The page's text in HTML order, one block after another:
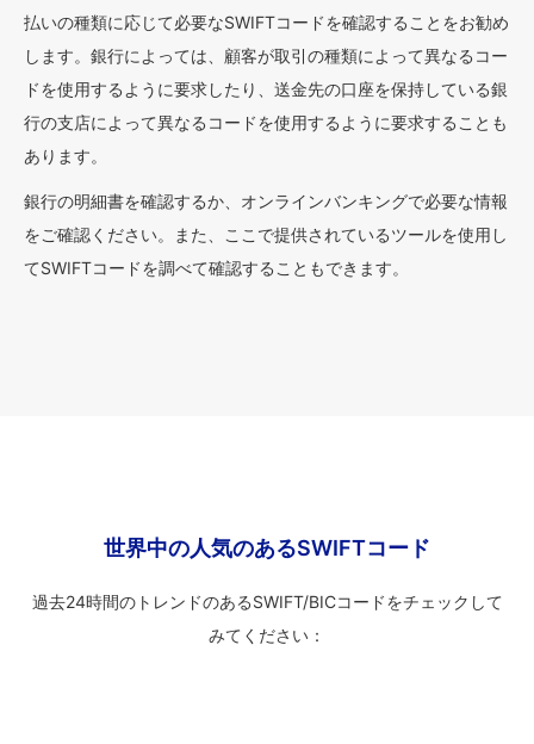
払いの種類に応じて必要なSWIFTコードを確認することをお勧め
します。銀行によっては、顧客が取引の種類によって異なるコー
ドを使用するように要求したり、送金先の口座を保持している銀
行の支店によって異なるコードを使用するように要求することも
あります。
銀行の明細書を確認するか、オンラインバンキングで必要な情報
をご確認ください。また、ここで提供されているツールを使用し
てSWIFTコードを調べて確認することもできます。
世界中の人気のあるSWIFTコード
過去24時間のトレンドのあるSWIFT/BICコードをチェックして
みてください：